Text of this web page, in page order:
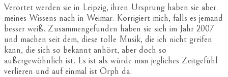
Verortet werden sie in Leipzig, ihren Ursprung haben sie aber
meines Wissens nach in Weimar. Korrigiert mich, falls es jemand
besser weiß. Zusammengefunden haben sie sich im Jahr 2007
und machen seit dem, diese tolle Musik, die ich nicht greifen
kann, die sich so bekannt anhört, aber doch so
außergewöhnlich ist. Es ist als würde man jegliches Zeitgefühl
verlieren und auf einmal ist Orph da.